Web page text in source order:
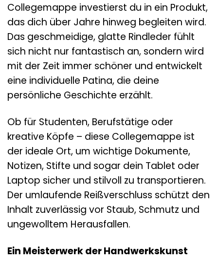
Collegemappe investierst du in ein Produkt,
das dich über Jahre hinweg begleiten wird.
Das geschmeidige, glatte Rindleder fühlt
sich nicht nur fantastisch an, sondern wird
mit der Zeit immer schöner und entwickelt
eine individuelle Patina, die deine
persönliche Geschichte erzählt.
Ob für Studenten, Berufstätige oder
kreative Köpfe – diese Collegemappe ist
der ideale Ort, um wichtige Dokumente,
Notizen, Stifte und sogar dein Tablet oder
Laptop sicher und stilvoll zu transportieren.
Der umlaufende Reißverschluss schützt den
Inhalt zuverlässig vor Staub, Schmutz und
ungewolltem Herausfallen.
Ein Meisterwerk der Handwerkskunst